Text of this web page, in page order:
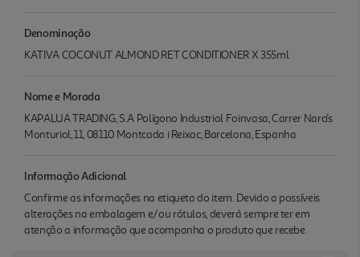
Denominação
KATIVA COCONUT ALMOND RET CONDITIONER X 355ml
Nome e Morada
KAPALUA TRADING, S.A Polígono Industrial Foinvasa, Carrer Narcís
Monturiol, 11, 08110 Montcada i Reixac, Barcelona, Espanha
Informação Adicional
Confirme as informações na etiqueta do item. Devido a possíveis
alterações na embalagem e/ou rótulos, deverá sempre ter em
atenção a informação que acompanha o produto que recebe.